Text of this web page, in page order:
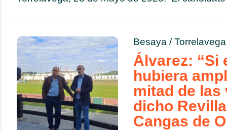
Besaya /Torrelavega
Álvarez: “Si
hubiera
mitad de las
dicho
Cangas de